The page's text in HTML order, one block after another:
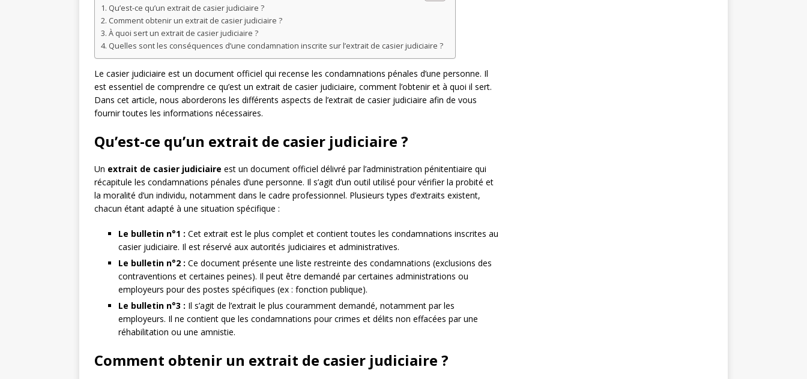
Qu’est-ce qu’un extrait de casier judiciaire ?
Comment obtenir un extrait de casier judiciaire ?
À quoi sert un extrait de casier judiciaire ?
Quelles sont les conséquences d’une condamnation inscrite sur l’extrait de casier judiciaire ?
Le casier judiciaire est un document officiel qui recense les condamnations pénales d’une personne. Il
est essentiel de comprendre ce qu’est un extrait de casier judiciaire, comment l’obtenir et à quoi il sert.
Dans cet article, nous aborderons les différents aspects de l’extrait de casier judiciaire afin de vous
fournir toutes les informations nécessaires.
Qu’est-ce qu’un extrait de casier judiciaire ?
Un extrait de casier judiciaire est un document officiel délivré par l’administration pénitentiaire qui
récapitule les condamnations pénales d’une personne. Il s’agit d’un outil utilisé pour vérifier la probité et
la moralité d’un individu, notamment dans le cadre professionnel. Plusieurs types d’extraits existent,
chacun étant adapté à une situation spécifique :
Le bulletin n°1 : Cet extrait est le plus complet et contient toutes les condamnations inscrites au
casier judiciaire. Il est réservé aux autorités judiciaires et administratives.
Le bulletin n°2 : Ce document présente une liste restreinte des condamnations (exclusions des
contraventions et certaines peines). Il peut être demandé par certaines administrations ou
employeurs pour des postes spécifiques (ex : fonction publique).
Le bulletin n°3 : Il s’agit de l’extrait le plus couramment demandé, notamment par les
employeurs. Il ne contient que les condamnations pour crimes et délits non effacées par une
réhabilitation ou une amnistie.
Comment obtenir un extrait de casier judiciaire ?